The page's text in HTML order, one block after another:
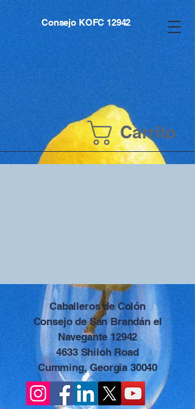
Consejo KOFC 12942
Carrito
Caballeros de Colón
Consejo de San Brandán el
Navegante 12942
4633 Shiloh Road
Cumming, Georgia 30040